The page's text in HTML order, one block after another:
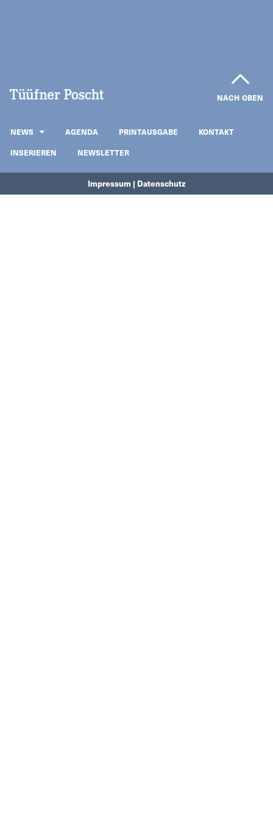
NACH OBEN
NEWS AGENDA PRINTAUSGABE
KONTAKT
INSERIEREN
NEWSLETTER
Impressum | Datenschutz